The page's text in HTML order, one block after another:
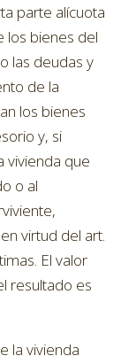
parte alícuota
los bienes del
las deudas y
de la
los bienes
y, si
vivienda que
o al
virtud del art.
El valor
resultado es
la vivienda